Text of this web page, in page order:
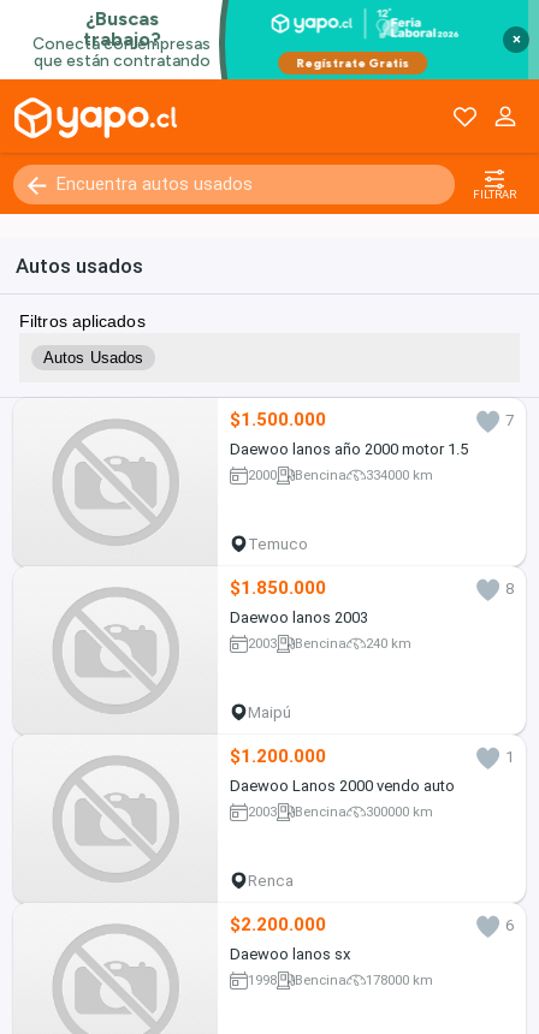
×
FILTRAR
Autos usados
Filtros aplicados
Autos Usados
$1.500.000
7
Daewoo lanos año 2000 motor 1.5
2000 Bencina 334000 km
Temuco
$1.850.000
8
Daewoo lanos 2003
2003 Bencina 240 km
Maipú
$1.200.000
1
Daewoo Lanos 2000 vendo auto
2003 Bencina 300000 km
Renca
$2.200.000
6
Daewoo lanos sx
1998 Bencina 178000 km